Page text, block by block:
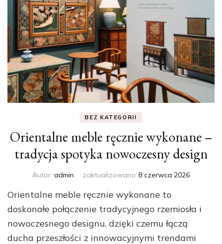
BEZ KATEGORII
Orientalne meble ręcznie wykonane –
tradycja spotyka nowoczesny design
Autor: admin zaktualizowano 8 czerwca 2026
Orientalne meble ręcznie wykonane to
doskonałe połączenie tradycyjnego rzemiosła i
nowoczesnego designu, dzięki czemu łączą
ducha przeszłości z innowacyjnymi trendami